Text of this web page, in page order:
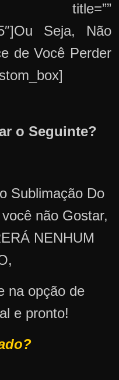
title=””
Seja, Não
de Você Perder
o Seguinte?
Sublimação Do
não Gostar,
NENHUM
na opção de
e pronto!